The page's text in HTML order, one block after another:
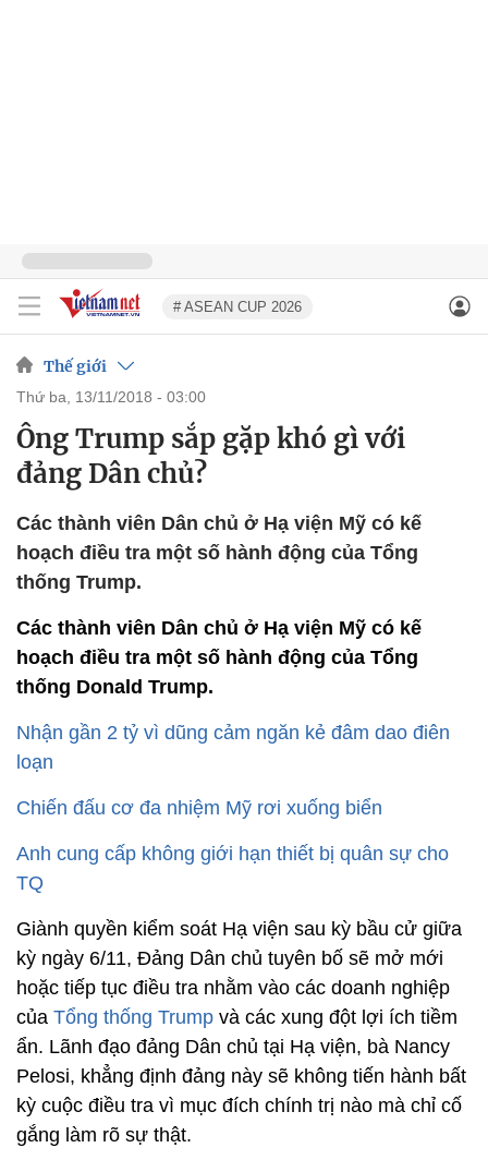
# ASEAN CUP 2026
Thế giới
thứ ba, 13/11/2018 - 03:00
Ông Trump sắp gặp khó gì với
đảng Dân chủ?
Các thành viên Dân chủ ở Hạ viện Mỹ có kế
hoạch điều tra một số hành động của Tổng
thống Trump.
Các thành viên Dân chủ ở Hạ viện Mỹ có kế
hoạch điều tra một số hành động của Tổng
thống Donald Trump.
Nhận gần 2 tỷ vì dũng cảm ngăn kẻ đâm dao điên
loạn
Chiến đấu cơ đa nhiệm Mỹ rơi xuống biển
Anh cung cấp không giới hạn thiết bị quân sự cho
TQ
Giành quyền kiểm soát Hạ viện sau kỳ bầu cử giữa
kỳ ngày 6/11, Đảng Dân chủ tuyên bố sẽ mở mới
hoặc tiếp tục điều tra nhằm vào các doanh nghiệp
của Tổng thống Trump và các xung đột lợi ích tiềm
ẩn. Lãnh đạo đảng Dân chủ tại Hạ viện, bà Nancy
Pelosi, khẳng định đảng này sẽ không tiến hành bất
kỳ cuộc điều tra vì mục đích chính trị nào mà chỉ cố
gắng làm rõ sự thật.